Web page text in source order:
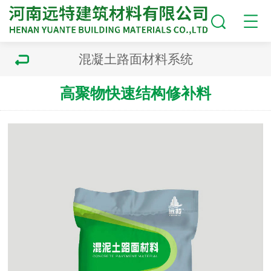
混凝土路面材料系统
高聚物快速结构修补料